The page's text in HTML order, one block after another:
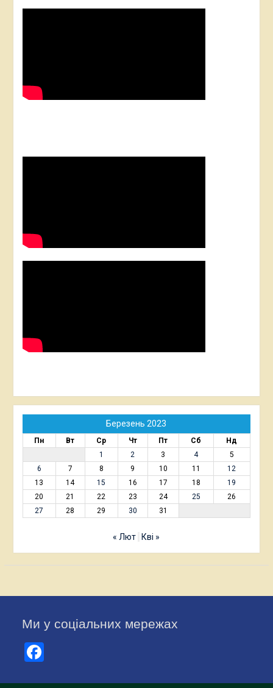
Березень 2023
Пн Вт Ср Чт Пт Сб
Нд
1
2 3 4
5
6
7 8 9 10 11
12
13
14 15 16 17 18
19
20
21 22 23 24 25
26
27
28 29 30 31
« Лют Кві »
Ми у соціальних мережах